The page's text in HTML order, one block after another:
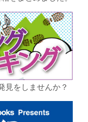
見をしませんか？